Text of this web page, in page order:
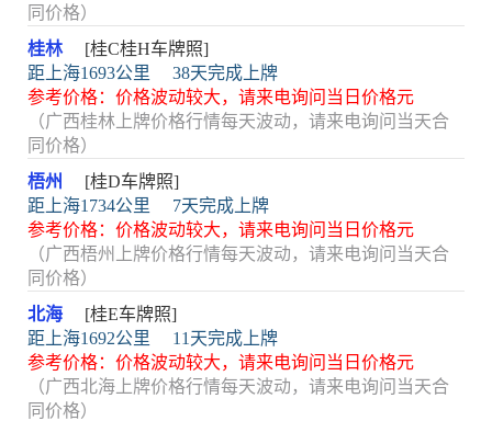
同价格）
桂林
[桂C桂H车牌照]
距上海1693公里
38天完成上牌
参考价格：价格波动较大，请来电询问当日价格元
（广西桂林上牌价格行情每天波动，请来电询问当天合
同价格）
梧州
[桂D车牌照]
距上海1734公里
7天完成上牌
参考价格：价格波动较大，请来电询问当日价格元
（广西梧州上牌价格行情每天波动，请来电询问当天合
同价格）
北海
[桂E车牌照]
距上海1692公里
11天完成上牌
参考价格：价格波动较大，请来电询问当日价格元
（广西北海上牌价格行情每天波动，请来电询问当天合
同价格）